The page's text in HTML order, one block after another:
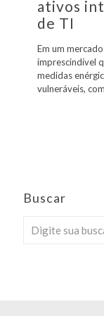
ativos
de TI
Em um
imprescindível
medidas
vulneráveis,
Buscar